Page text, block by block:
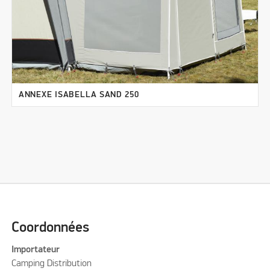
ANNEXE ISABELLA SAND 250
Coordonnées
Importateur
Camping Distribution